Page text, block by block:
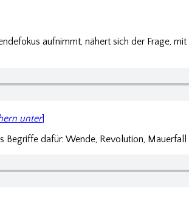
aufnimmt, nähert sich der Frage,
unter]
dafür: Wende, Revolution,